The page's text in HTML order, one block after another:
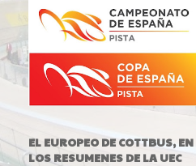
EL EUROPEO DE COTTBUS, EN
LOS RESUMENES DE LA UEC